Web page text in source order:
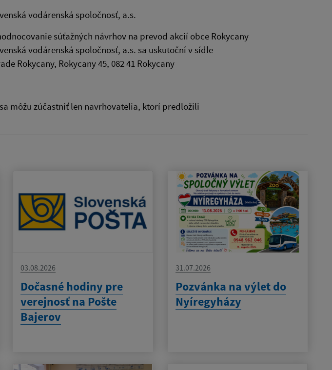
vodárenská spoločnosť, a.s.
súťažných návrhov na prevod akcií obce Rokycany
vodárenská spoločnosť, a.s. sa uskutoční v sídle
Rokycany, Rokycany 45, 082 41 Rokycany
môžu zúčastniť len navrhovatelia, ktorí predložili
03.08.2026
Dočasné hodiny pre
verejnosť na Pošte
Bajerov
31.07.2026
Pozvánka na výlet do
Nyíregyházy